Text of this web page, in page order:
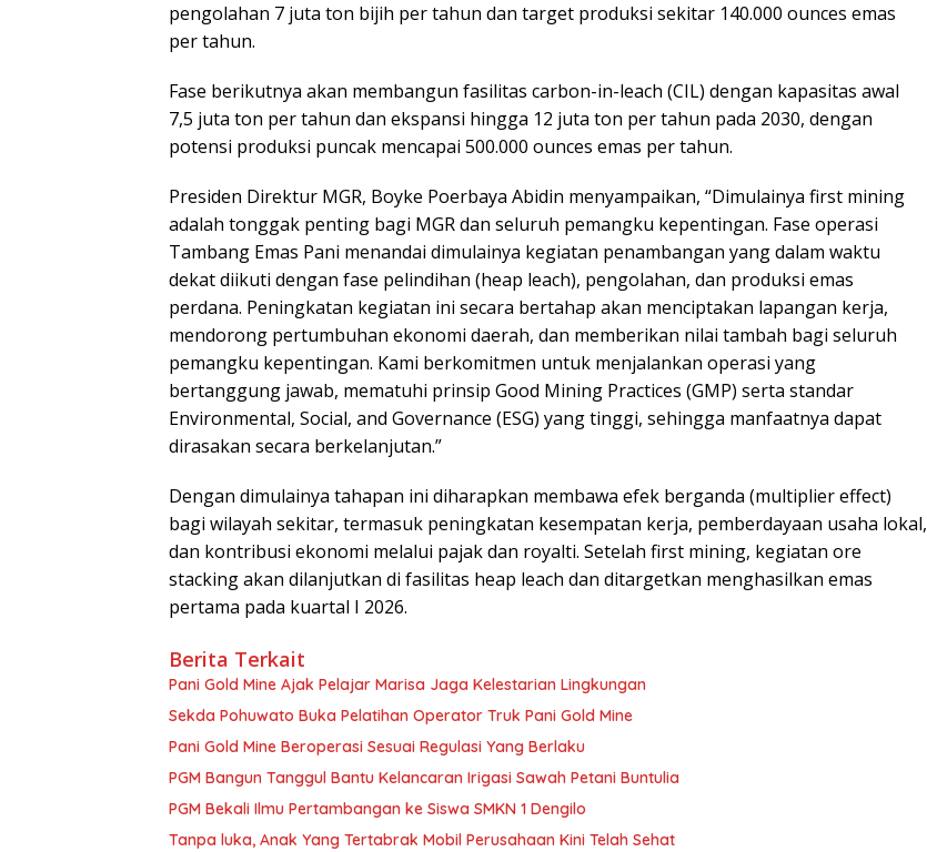
pengolahan 7 juta ton bijih per tahun dan target produksi sekitar 140.000 ounces emas
per tahun.
Fase berikutnya akan membangun fasilitas carbon-in-leach (CIL) dengan kapasitas awal
7,5 juta ton per tahun dan ekspansi hingga 12 juta ton per tahun pada 2030, dengan
potensi produksi puncak mencapai 500.000 ounces emas per tahun.
Presiden Direktur MGR, Boyke Poerbaya Abidin menyampaikan, “Dimulainya first mining
adalah tonggak penting bagi MGR dan seluruh pemangku kepentingan. Fase operasi
Tambang Emas Pani menandai dimulainya kegiatan penambangan yang dalam waktu
dekat diikuti dengan fase pelindihan (heap leach), pengolahan, dan produksi emas
perdana. Peningkatan kegiatan ini secara bertahap akan menciptakan lapangan kerja,
mendorong pertumbuhan ekonomi daerah, dan memberikan nilai tambah bagi seluruh
pemangku kepentingan. Kami berkomitmen untuk menjalankan operasi yang
bertanggung jawab, mematuhi prinsip Good Mining Practices (GMP) serta standar
Environmental, Social, and Governance (ESG) yang tinggi, sehingga manfaatnya dapat
dirasakan secara berkelanjutan.”
Dengan dimulainya tahapan ini diharapkan membawa efek berganda (multiplier effect)
bagi wilayah sekitar, termasuk peningkatan kesempatan kerja, pemberdayaan usaha lokal,
dan kontribusi ekonomi melalui pajak dan royalti. Setelah first mining, kegiatan ore
stacking akan dilanjutkan di fasilitas heap leach dan ditargetkan menghasilkan emas
pertama pada kuartal I 2026.
Berita Terkait
Pani Gold Mine Ajak Pelajar Marisa Jaga Kelestarian Lingkungan
Sekda Pohuwato Buka Pelatihan Operator Truk Pani Gold Mine
Pani Gold Mine Beroperasi Sesuai Regulasi Yang Berlaku
PGM Bangun Tanggul Bantu Kelancaran Irigasi Sawah Petani Buntulia
PGM Bekali Ilmu Pertambangan ke Siswa SMKN 1 Dengilo
Tanpa luka, Anak Yang Tertabrak Mobil Perusahaan Kini Telah Sehat